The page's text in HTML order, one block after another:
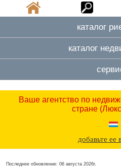
каталог
каталог
Ваше агентство по
стране
добавьте ее
Последнее обновление: 06 августа 2026г.